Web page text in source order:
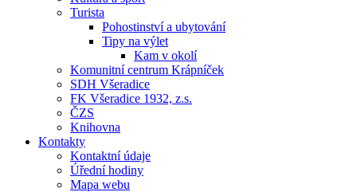
Turista
Pohostinství a ubytování
Tipy na výlet
Kam v okolí
Komunitní centrum Krápníček
SDH Všeradice
FK Všeradice 1932, z.s.
ČZS
Knihovna
Kontakty
Kontaktní údaje
Úřední hodiny
Mapa webu